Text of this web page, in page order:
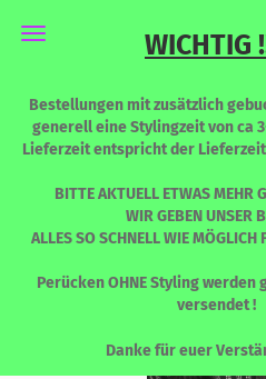
WICHTIG
Bestellungen mit zusätzlich
generell eine Stylingzeit von ca
Lieferzeit entspricht der
BITTE AKTUELL ETWAS MEHR
WIR GEBEN UNSER
ALLES SO SCHNELL WIE MÖGLICH
Perücken OHNE Styling
versendet !
Danke für euer
New Katy - NIGHT - LIMITED